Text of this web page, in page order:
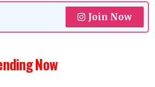
Join Now
Now